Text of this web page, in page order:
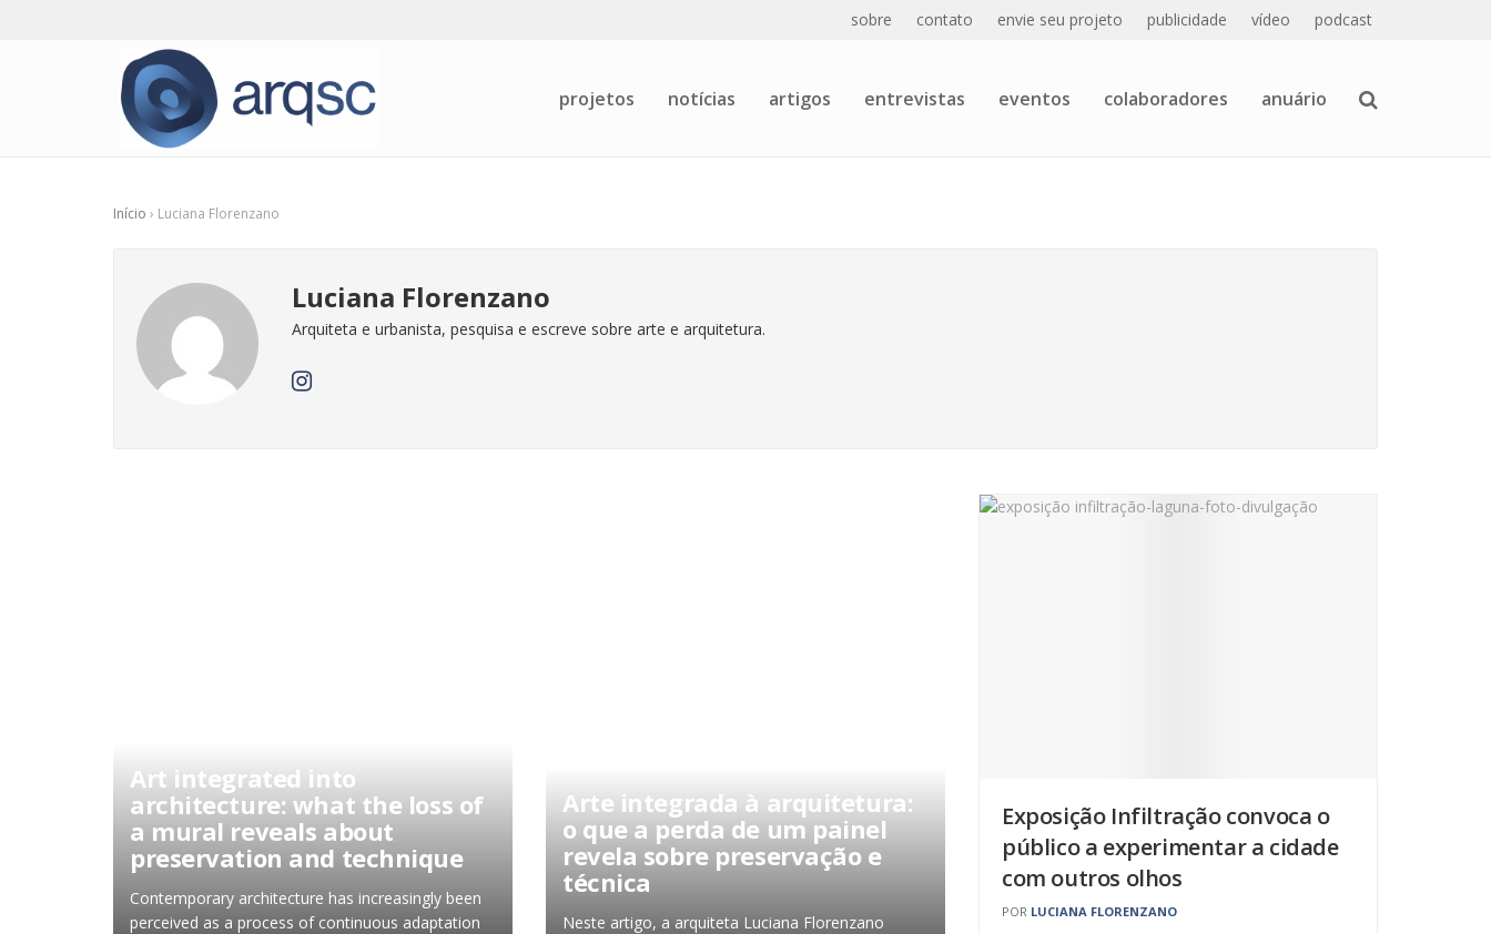
sobre contato envie seu projeto publicidade vídeo podcast
projetos notícias artigos entrevistas eventos colaboradores anuário
Início › Luciana Florenzano
Luciana Florenzano
Arquiteta e urbanista, pesquisa e escreve sobre arte e arquitetura.
Art integrated into
architecture: what the loss of
a mural reveals about
preservation and technique
Contemporary architecture has increasingly been
perceived as a process of continuous adaptation
Arte integrada à arquitetura:
o que a perda de um painel
revela sobre preservação e
técnica
Neste artigo, a arquiteta Luciana Florenzano
Exposição Infiltração convoca o
público a experimentar a cidade
com outros olhos
POR LUCIANA FLORENZANO